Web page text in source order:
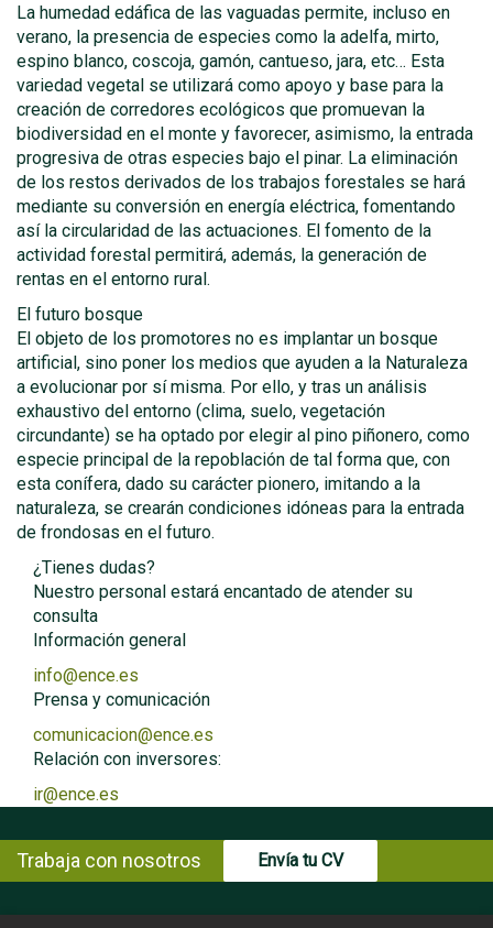
La humedad edáfica de las vaguadas permite, incluso en
verano, la presencia de especies como la adelfa, mirto,
espino blanco, coscoja, gamón, cantueso, jara, etc… Esta
variedad vegetal se utilizará como apoyo y base para la
creación de corredores ecológicos que promuevan la
biodiversidad en el monte y favorecer, asimismo, la entrada
progresiva de otras especies bajo el pinar. La eliminación
de los restos derivados de los trabajos forestales se hará
mediante su conversión en energía eléctrica, fomentando
así la circularidad de las actuaciones. El fomento de la
actividad forestal permitirá, además, la generación de
rentas en el entorno rural.
El futuro bosque
El objeto de los promotores no es implantar un bosque
artificial, sino poner los medios que ayuden a la Naturaleza
a evolucionar por sí misma. Por ello, y tras un análisis
exhaustivo del entorno (clima, suelo, vegetación
circundante) se ha optado por elegir al pino piñonero, como
especie principal de la repoblación de tal forma que, con
esta conífera, dado su carácter pionero, imitando a la
naturaleza, se crearán condiciones idóneas para la entrada
de frondosas en el futuro.
¿Tienes dudas?
Nuestro personal estará encantado de atender su
consulta
Información general
info@ence.es
Prensa y comunicación
comunicacion@ence.es
Relación con inversores:
ir@ence.es
Trabaja con nosotros Envía tu CV